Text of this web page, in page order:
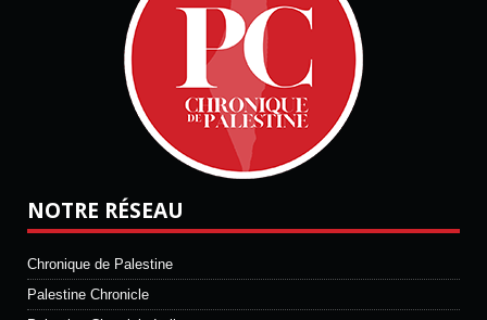
NOTRE RÉSEAU
Chronique de Palestine
Palestine Chronicle